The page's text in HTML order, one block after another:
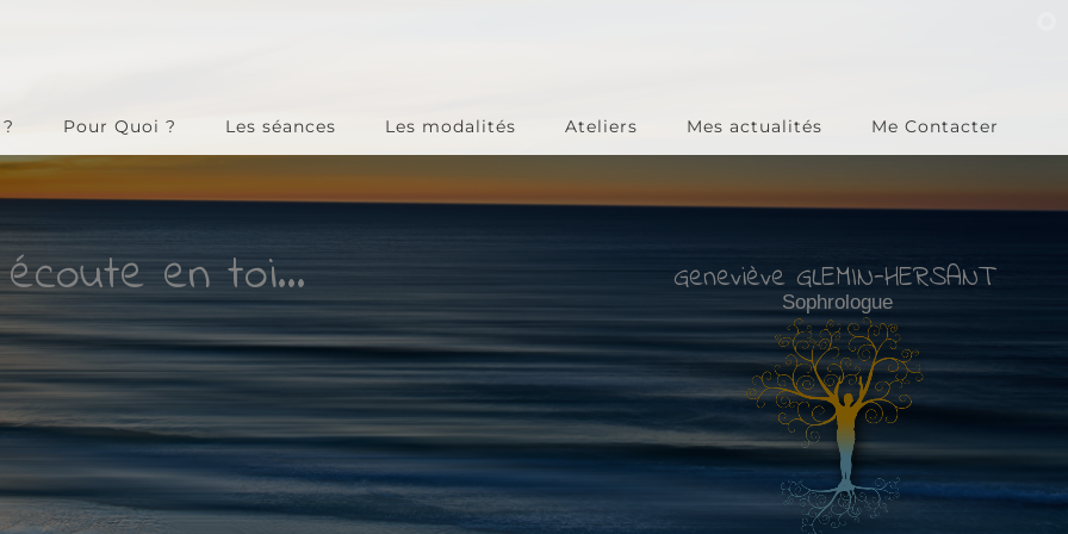
Pour Quoi ? Les séances Les modalités Ateliers Mes actualités Me Contacter
Geneviève GLEMIN-HERSANT
Sophrologue